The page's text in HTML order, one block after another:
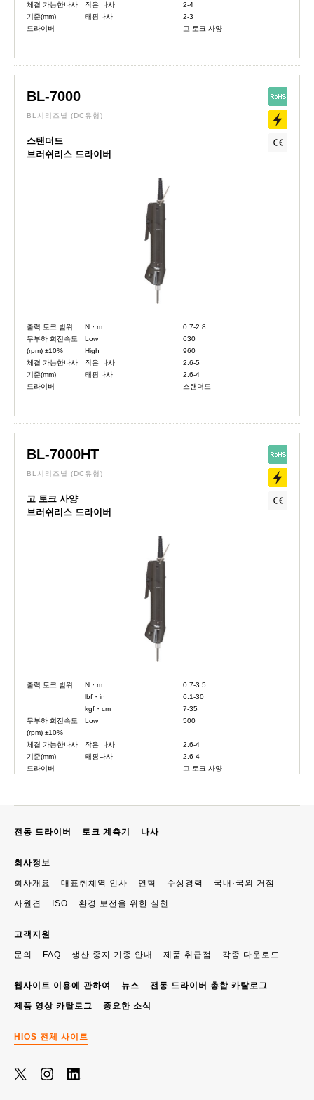
체결 가능한나사
기준(mm)
작은 나사
태핑나사
드라이버
2-4
2-3
고 토크 사양
BL-7000
BL시리즈별 (DC유형)
스탠더드
브러쉬리스 드라이버
출력 토크 범위
N・m
무부하 회전속도
(rpm) ±10%
Low
High
체결 가능한나사
기준(mm)
작은 나사
태핑나사
드라이버
0.7-2.8
630
960
2.6-5
2.6-4
스탠더드
BL-7000HT
BL시리즈별 (DC유형)
고 토크 사양
브러쉬리스 드라이버
출력 토크 범위
N・m
lbf・in
kgf・cm
무부하 회전속도
(rpm) ±10%
Low
체결 가능한나사
기준(mm)
작은 나사
태핑나사
드라이버
0.7-3.5
6.1-30
7-35
500
2.6-4
2.6-4
고 토크 사양
전동 드라이버 토크 계측기 나사
회사정보
회사개요 대표취체역 인사 연혁 수상경력 국내·국외 거점
사원견 ISO 환경 보전을 위한 실천
고객지원
문의 FAQ 생산 중지 기종 안내 제품 취급점 각종 다운로드
웹사이트 이용에 관하여 뉴스 전동 드라이버 총합 카탈로그
제품 영상 카탈로그 중요한 소식
HIOS 전체 사이트